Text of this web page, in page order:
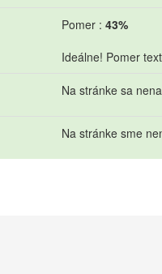
Pomer : 43%
Ideálne! Pomer
Na stránke sa
Na stránke sme